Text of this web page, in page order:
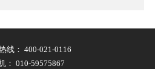
线： 400-021-0116
： 010-59575867